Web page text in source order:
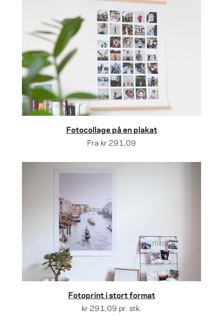
Fotocollage på en plakat
Fra kr 291,09
Fotoprint i stort format
kr 291,09 pr. stk.